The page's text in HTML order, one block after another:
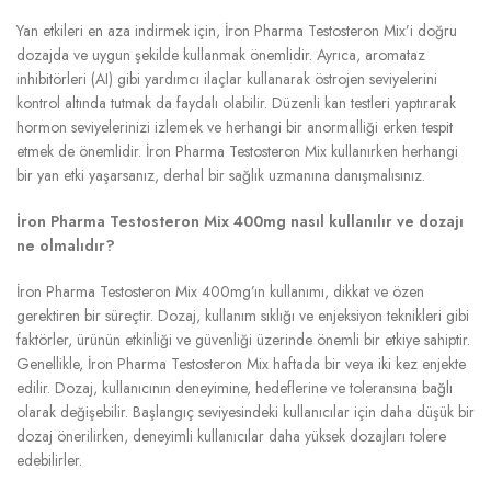
Yan etkileri en aza indirmek için, İron Pharma Testosteron Mix’i doğru
dozajda ve uygun şekilde kullanmak önemlidir. Ayrıca, aromataz
inhibitörleri (AI) gibi yardımcı ilaçlar kullanarak östrojen seviyelerini
kontrol altında tutmak da faydalı olabilir. Düzenli kan testleri yaptırarak
hormon seviyelerinizi izlemek ve herhangi bir anormalliği erken tespit
etmek de önemlidir. İron Pharma Testosteron Mix kullanırken herhangi
bir yan etki yaşarsanız, derhal bir sağlık uzmanına danışmalısınız.
İron Pharma Testosteron Mix 400mg nasıl kullanılır ve dozajı
ne olmalıdır?
İron Pharma Testosteron Mix 400mg’ın kullanımı, dikkat ve özen
gerektiren bir süreçtir. Dozaj, kullanım sıklığı ve enjeksiyon teknikleri gibi
faktörler, ürünün etkinliği ve güvenliği üzerinde önemli bir etkiye sahiptir.
Genellikle, İron Pharma Testosteron Mix haftada bir veya iki kez enjekte
edilir. Dozaj, kullanıcının deneyimine, hedeflerine ve toleransına bağlı
olarak değişebilir. Başlangıç seviyesindeki kullanıcılar için daha düşük bir
dozaj önerilirken, deneyimli kullanıcılar daha yüksek dozajları tolere
edebilirler.